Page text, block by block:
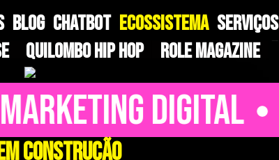
BLOG CHATBOT ECOSSISTEMA SERVIÇOS
Quilombo Hip hop Role Magazine
MARKETING DIGITAL
CONSTRUÇÃO